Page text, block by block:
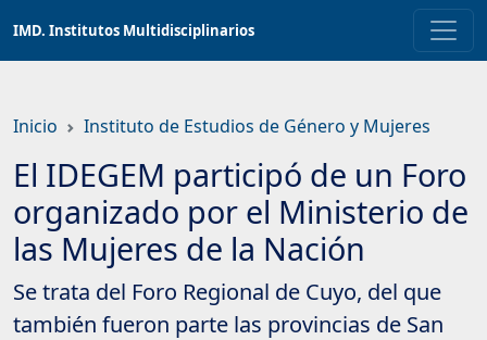
contenido
IMD. Institutos Multidisciplinarios
Inicio Instituto de Estudios de Género y Mujeres
El IDEGEM participó de un Foro
organizado por el Ministerio de
las Mujeres de la Nación
Se trata del Foro Regional de Cuyo, del que
también fueron parte las provincias de San